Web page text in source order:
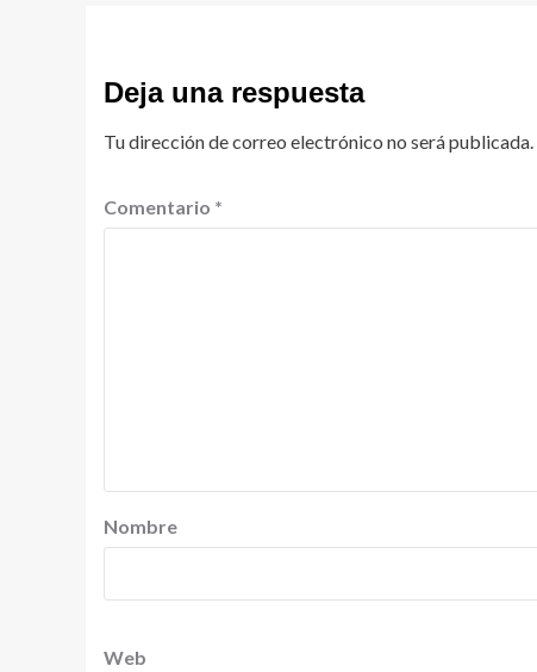
Deja una respuesta
Tu dirección de correo electrónico no será publicada.
Comentario *
Nombre
Web